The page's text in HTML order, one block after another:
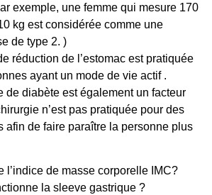
exemple, une femme qui mesure 170
kg est considérée comme une
de type 2. )
réduction de l’estomac est pratiquée
ayant un mode de vie actif .
de diabète est également un facteur
n’est pas pratiquée pour des
afin de faire paraître la personne plus
l’indice de masse corporelle IMC?
la sleeve gastrique ?